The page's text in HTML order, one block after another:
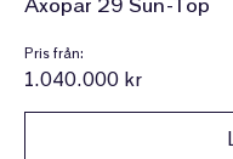
Axopar 29 Sun-Top
Pris från:
1.040.000 kr